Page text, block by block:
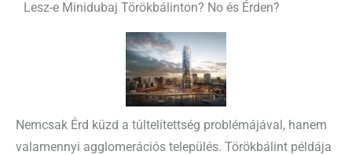
Lesz-e Minidubaj Törökbálinton? No és Érden?
Nemcsak Érd küzd a túltelítettség problémájával, hanem
valamennyi agglomerációs település. Törökbálint példája